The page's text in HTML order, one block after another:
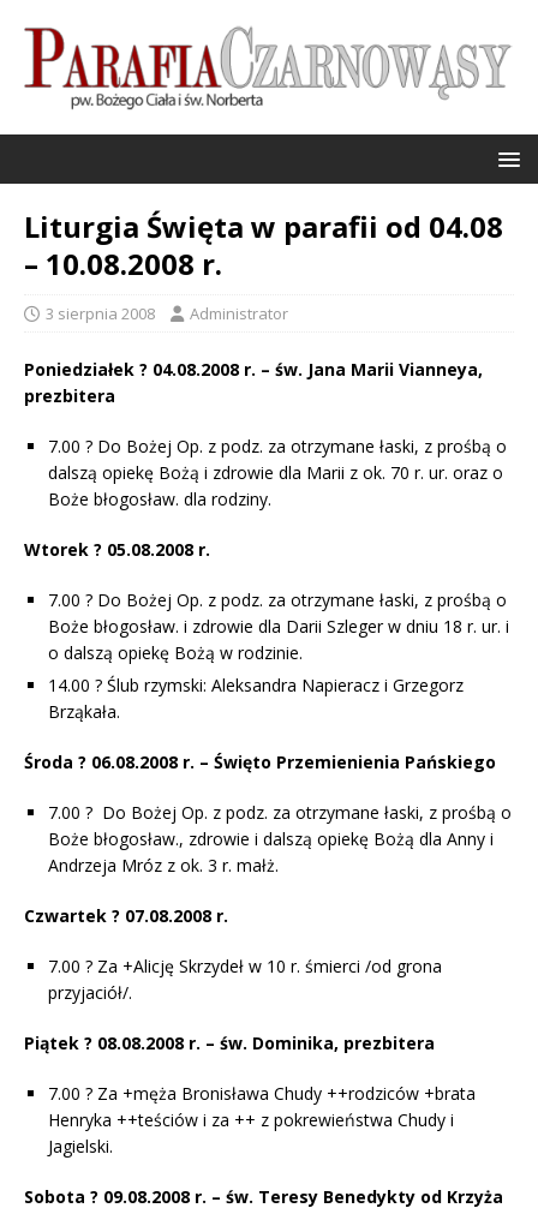
Liturgia Święta w parafii od 04.08
– 10.08.2008 r.
3 sierpnia 2008 Administrator
Poniedziałek ? 04.08.2008 r. – św. Jana Marii Vianneya,
prezbitera
7.00 ? Do Bożej Op. z podz. za otrzymane łaski, z prośbą o
dalszą opiekę Bożą i zdrowie dla Marii z ok. 70 r. ur. oraz o
Boże błogosław. dla rodziny.
Wtorek ? 05.08.2008 r.
7.00 ? Do Bożej Op. z podz. za otrzymane łaski, z prośbą o
Boże błogosław. i zdrowie dla Darii Szleger w dniu 18 r. ur. i
o dalszą opiekę Bożą w rodzinie.
14.00 ? Ślub rzymski: Aleksandra Napieracz i Grzegorz
Brząkała.
Środa ? 06.08.2008 r. – Święto Przemienienia Pańskiego
7.00 ? Do Bożej Op. z podz. za otrzymane łaski, z prośbą o
Boże błogosław., zdrowie i dalszą opiekę Bożą dla Anny i
Andrzeja Mróz z ok. 3 r. małż.
Czwartek ? 07.08.2008 r.
7.00 ? Za +Alicję Skrzydeł w 10 r. śmierci /od grona
przyjaciół/.
Piątek ? 08.08.2008 r. – św. Dominika, prezbitera
7.00 ? Za +męża Bronisława Chudy ++rodziców +brata
Henryka ++teściów i za ++ z pokrewieństwa Chudy i
Jagielski.
Sobota ? 09.08.2008 r. – św. Teresy Benedykty od Krzyża